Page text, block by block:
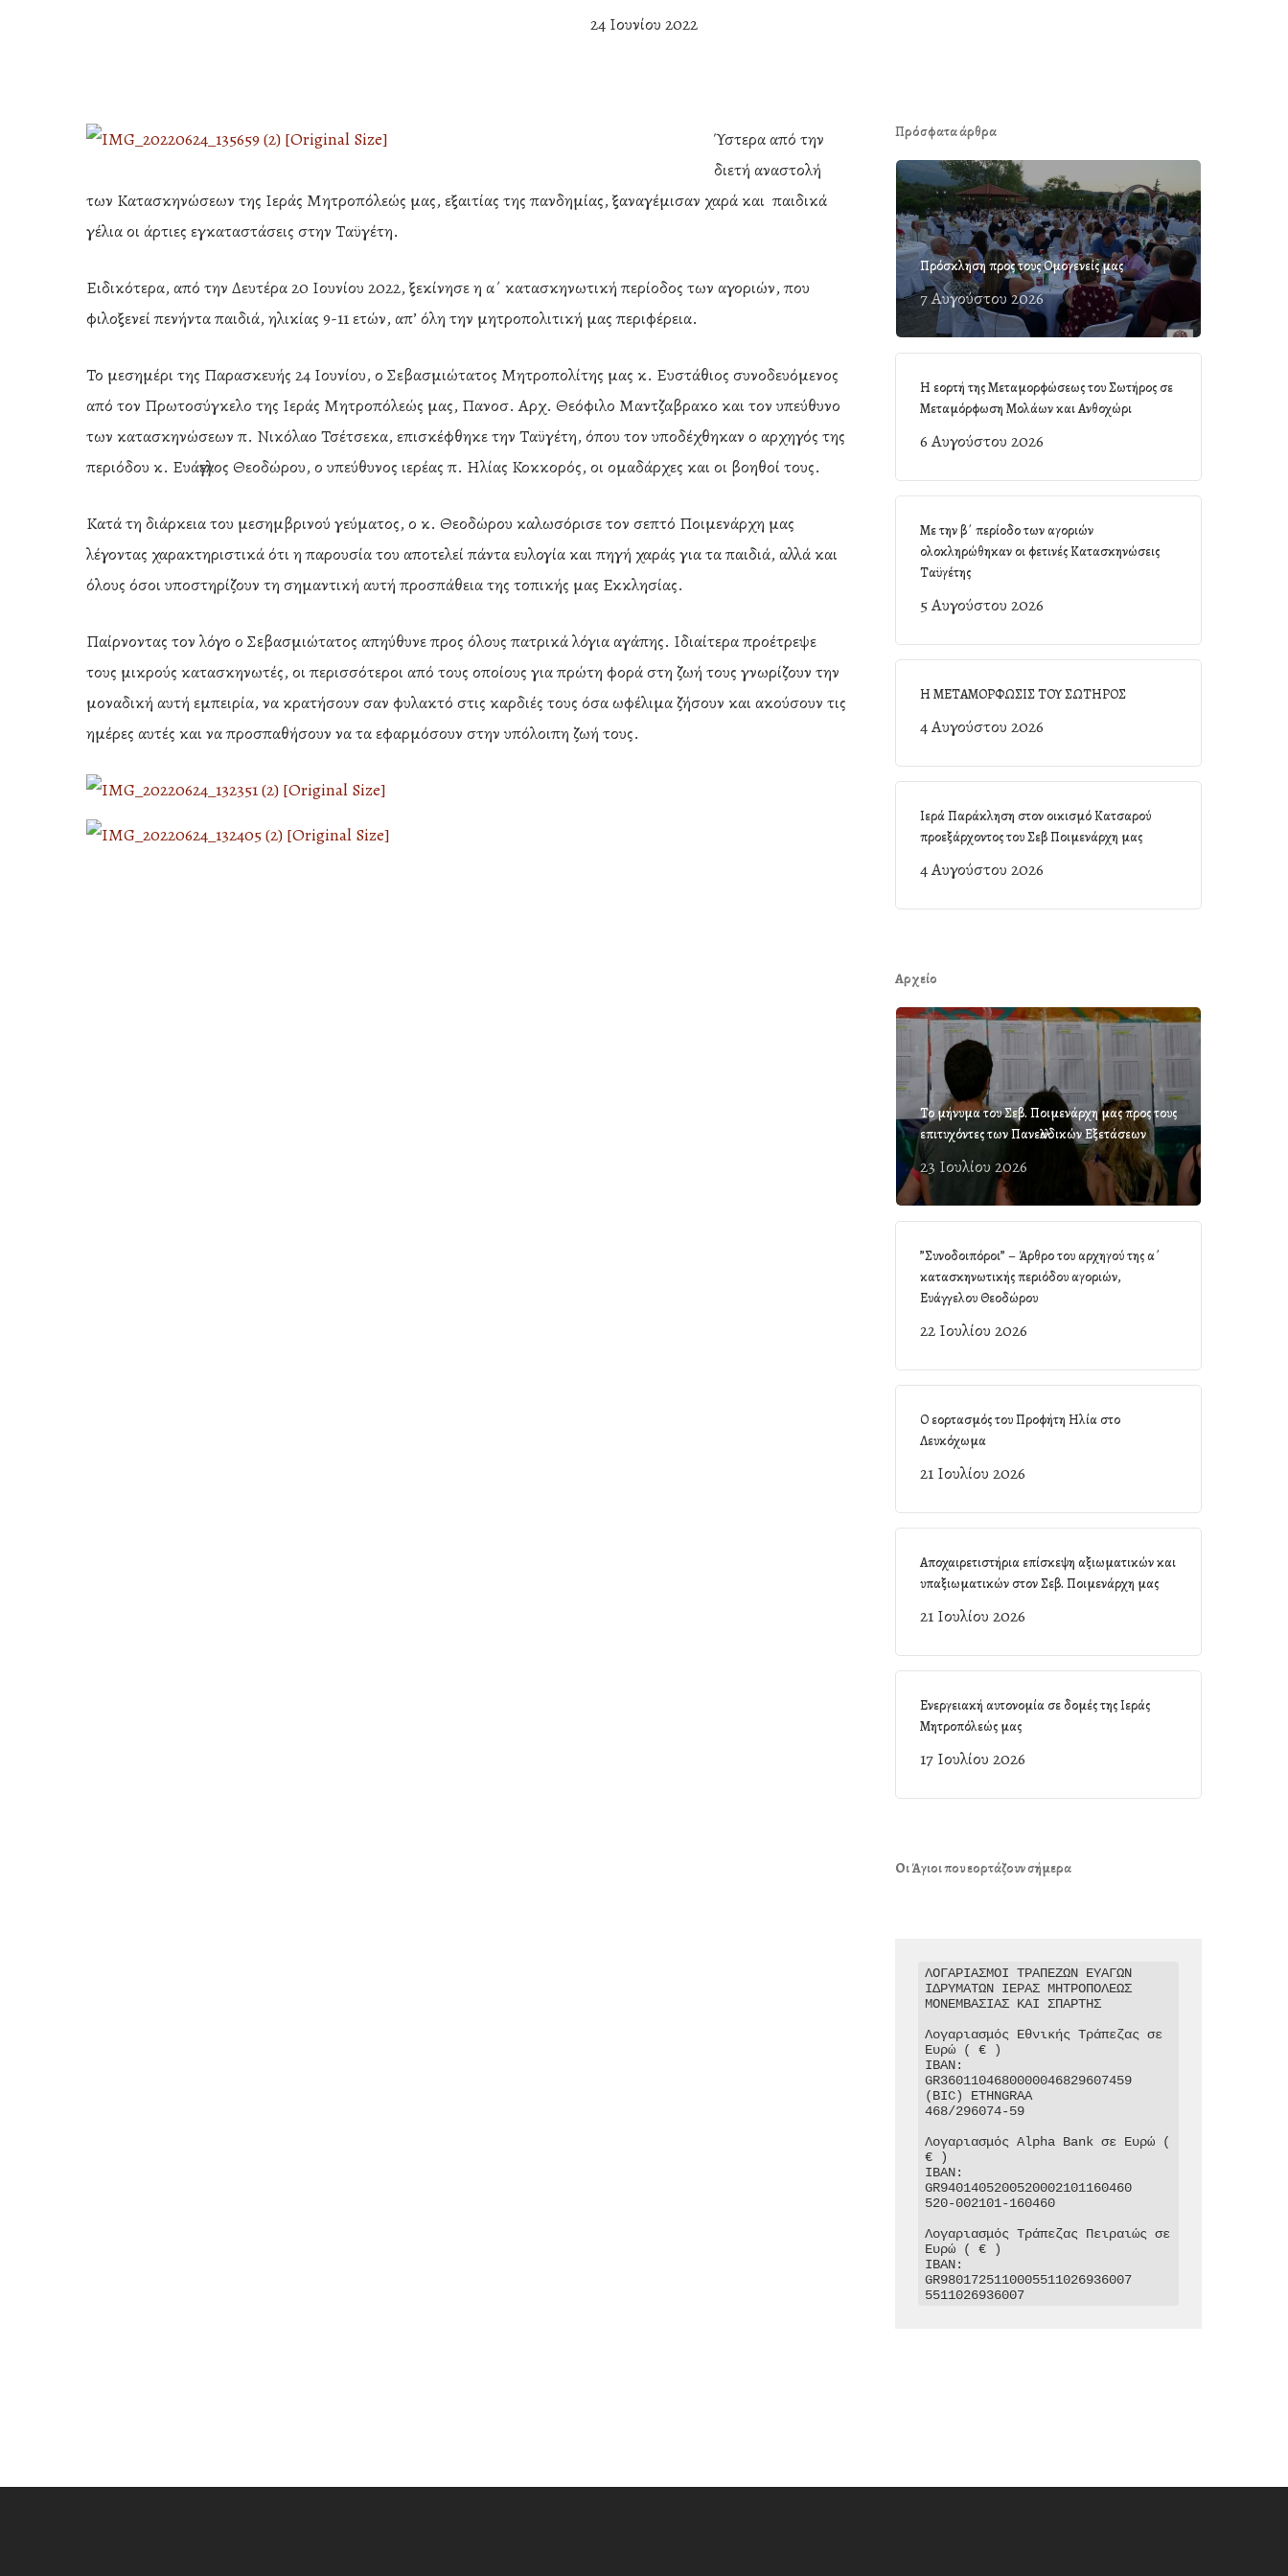
Hit enter to search or ESC to close
24 Ιουνίου 2022
Ύστερα από την
διετή αναστολή
των Κατασκηνώσεων της Ιεράς Μητροπόλεώς μας, εξαιτίας της πανδημίας, ξαναγέμισαν χαρά και παιδικά
γέλια οι άρτιες εγκαταστάσεις στην Ταϋγέτη.
Ειδικότερα, από την Δευτέρα 20 Ιουνίου 2022, ξεκίνησε η α΄ κατασκηνωτική περίοδος των αγοριών, που
φιλοξενεί πενήντα παιδιά, ηλικίας 9-11 ετών, απ’ όλη την μητροπολιτική μας περιφέρεια.
Το μεσημέρι της Παρασκευής 24 Ιουνίου, ο Σεβασμιώτατος Μητροπολίτης μας κ. Ευστάθιος συνοδευόμενος
από τον Πρωτοσύγκελο της Ιεράς Μητροπόλεώς μας, Πανοσ. Αρχ. Θεόφιλο Μαντζαβρακο και τον υπεύθυνο
των κατασκηνώσεων π. Νικόλαο Τσέτσεκα, επισκέφθηκε την Ταϋγέτη, όπου τον υποδέχθηκαν ο αρχηγός της
περιόδου κ. Ευάγγελος Θεοδώρου, ο υπεύθυνος ιερέας π. Ηλίας Κοκκορός, οι ομαδάρχες και οι βοηθοί τους.
Κατά τη διάρκεια του μεσημβρινού γεύματος, ο κ. Θεοδώρου καλωσόρισε τον σεπτό Ποιμενάρχη μας
λέγοντας χαρακτηριστικά ότι η παρουσία του αποτελεί πάντα ευλογία και πηγή χαράς για τα παιδιά, αλλά και
όλους όσοι υποστηρίζουν τη σημαντική αυτή προσπάθεια της τοπικής μας Εκκλησίας.
Παίρνοντας τον λόγο ο Σεβασμιώτατος απηύθυνε προς όλους πατρικά λόγια αγάπης. Ιδιαίτερα προέτρεψε
τους μικρούς κατασκηνωτές, οι περισσότεροι από τους οποίους για πρώτη φορά στη ζωή τους γνωρίζουν την
μοναδική αυτή εμπειρία, να κρατήσουν σαν φυλακτό στις καρδιές τους όσα ωφέλιμα ζήσουν και ακούσουν τις
ημέρες αυτές και να προσπαθήσουν να τα εφαρμόσουν στην υπόλοιπη ζωή τους.
Πρόσφατα άρθρα
Πρόσκληση προς τους Ομογενείς μας
7 Αυγούστου 2026
Η εορτή της Μεταμορφώσεως του Σωτήρος σε
Μεταμόρφωση Μολάων και Ανθοχώρι
6 Αυγούστου 2026
Με την β΄ περίοδο των αγοριών
ολοκληρώθηκαν οι φετινές Κατασκηνώσεις
Ταϋγέτης
5 Αυγούστου 2026
Η ΜΕΤΑΜΟΡΦΩΣΙΣ ΤΟΥ ΣΩΤΗΡΟΣ
4 Αυγούστου 2026
Ιερά Παράκληση στον οικισμό Κατσαρού
προεξάρχοντος του Σεβ Ποιμενάρχη μας
4 Αυγούστου 2026
Αρχείο
Το μήνυμα του Σεβ. Ποιμενάρχη μας προς τους
επιτυχόντες των Πανελλαδικών Εξετάσεων
23 Ιουλίου 2026
”Συνοδοιπόροι” – Άρθρο του αρχηγού της α΄
κατασκηνωτικής περιόδου αγοριών,
Ευάγγελου Θεοδώρου
22 Ιουλίου 2026
Ο εορτασμός του Προφήτη Ηλία στο
Λευκόχωμα
21 Ιουλίου 2026
Αποχαιρετιστήρια επίσκεψη αξιωματικών και
υπαξιωματικών στον Σεβ. Ποιμενάρχη μας
21 Ιουλίου 2026
Ενεργειακή αυτονομία σε δομές της Ιεράς
Μητροπόλεώς μας
17 Ιουλίου 2026
Οι Άγιοι που εορτάζουν σήμερα
ΛΟΓΑΡΙΑΣΜΟΙ ΤΡΑΠΕΖΩΝ ΕΥΑΓΩΝ
ΙΔΡΥΜΑΤΩΝ ΙΕΡΑΣ ΜΗΤΡΟΠΟΛΕΩΣ
ΜΟΝΕΜΒΑΣΙΑΣ ΚΑΙ ΣΠΑΡΤΗΣ
Λογαριασμός Εθνικής Τράπεζας σε
Ευρώ ( € )
IBAN:
GR3601104680000046829607459
(BIC) ETHNGRAA
468/296074-59
Λογαριασμός Alpha Bank σε Ευρώ (
€ )
IBAN:
GR9401405200520002101160460
520-002101-160460
Λογαριασμός Τράπεζας Πειραιώς σε
Ευρώ ( € )
IBAN:
GR9801725110005511026936007
5511026936007